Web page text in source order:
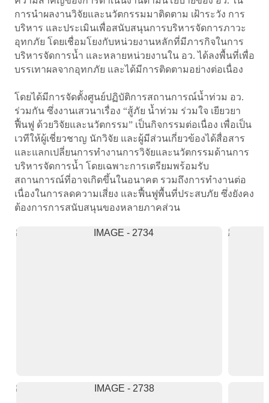
การนำผลงานวิจัยและนวัตกรรมมาติดตาม เฝ้าระวัง การ
บริหาร และประเมินเพื่อสนับสนุนการบริหารจัดการภาวะ
อุทกภัย โดยเชื่อมโยงกับหน่วยงานหลักที่มีภารกิจในการ
บริหารจัดการน้ำ และหลายหน่วยงานใน อว. ได้ลงพื้นที่เพื่อ
บรรเทาผลจากอุทกภัย และได้มีการติดตามอย่างต่อเนื่อง
โดยได้มีการจัดตั้งศูนย์ปฏิบัติการสถานการณ์น้ำท่วม อว.
ร่วมกัน ซึ่งงานเสวนาเรื่อง “สู้ภัย น้ำท่วม ร่วมใจ เยียวยา
ฟื้นฟู ด้วยวิจัยและนวัตกรรม” เป็นกิจกรรมต่อเนื่อง เพื่อเป็น
เวทีให้ผู้เชี่ยวชาญ นักวิจัย และผู้มีส่วนเกี่ยวข้องได้สื่อสาร
และแลกเปลี่ยนการทำงานการวิจัยและนวัตกรรมด้านการ
บริหารจัดการน้ำ โดยเฉพาะการเตรียมพร้อมรับ
สถานการณ์ที่อาจเกิดขึ้นในอนาคต รวมถึงการทำงานต่อ
เนื่องในการลดความเสี่ยง และฟื้นฟูพื้นที่ประสบภัย ซึ่งยังคง
ต้องการการสนับสนุนของหลายภาคส่วน